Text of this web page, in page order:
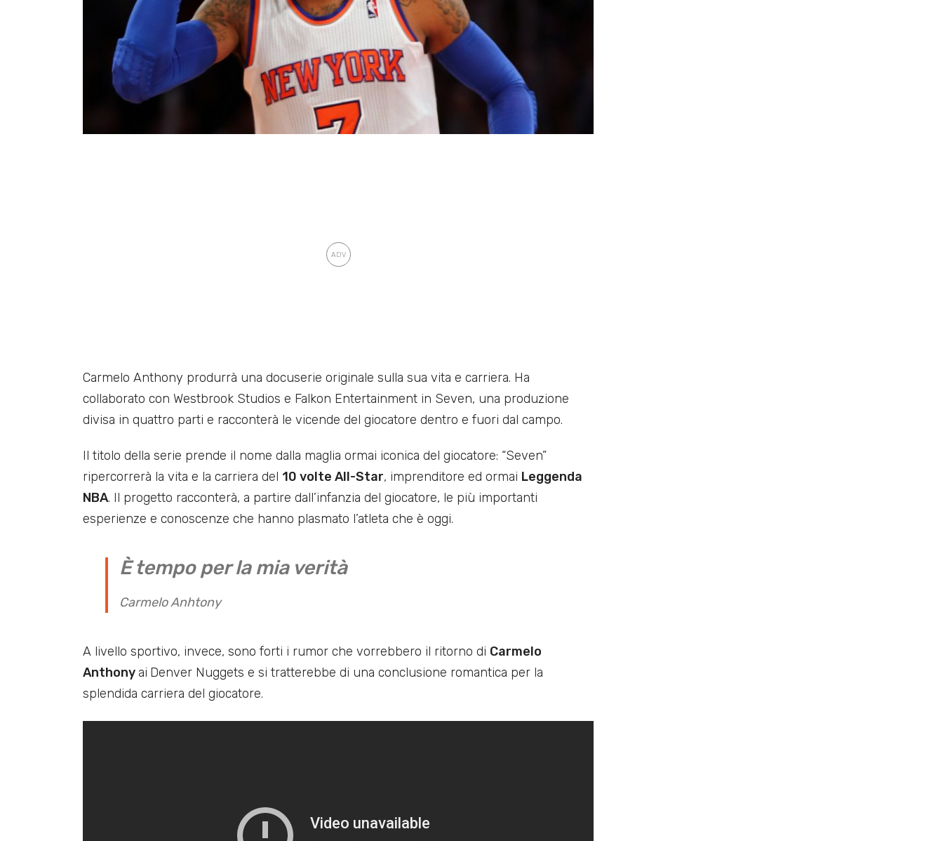
Carmelo Anthony produrrà una docuserie originale sulla sua vita e carriera. Ha
collaborato con Westbrook Studios e Falkon Entertainment in Seven, una produzione
divisa in quattro parti e racconterà le vicende del giocatore dentro e fuori dal campo.
Il titolo della serie prende il nome dalla maglia ormai iconica del giocatore: “Seven”
ripercorrerà la vita e la carriera del 10 volte All-Star, imprenditore ed ormai Leggenda
NBA. Il progetto racconterà, a partire dall’infanzia del giocatore, le più importanti
esperienze e conoscenze che hanno plasmato l’atleta che è oggi.
È tempo per la mia verità
Carmelo Anhtony
A livello sportivo, invece, sono forti i rumor che vorrebbero il ritorno di Carmelo
Anthony ai Denver Nuggets e si tratterebbe di una conclusione romantica per la
splendida carriera del giocatore.